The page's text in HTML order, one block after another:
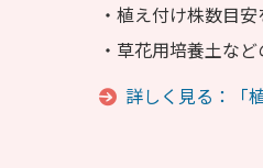
植え付け株数目安
草花用培養土など
詳しく見る：「